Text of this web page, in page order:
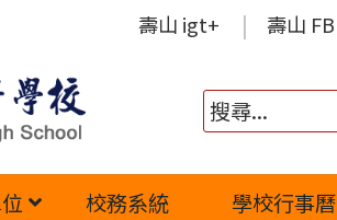
壽山 igt+ 壽山 FB
校務系統 學校行事曆